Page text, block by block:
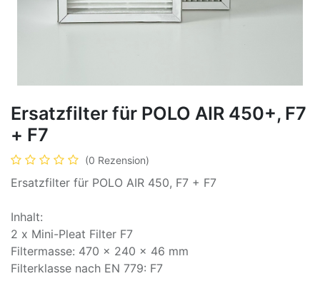
Ersatzfilter für POLO AIR 450+, F7
+ F7
(0 Rezension)
Ersatzfilter für POLO AIR 450, F7 + F7
Inhalt:
2 x Mini-Pleat Filter F7
Filtermasse: 470 x 240 x 46 mm
Filterklasse nach EN 779: F7